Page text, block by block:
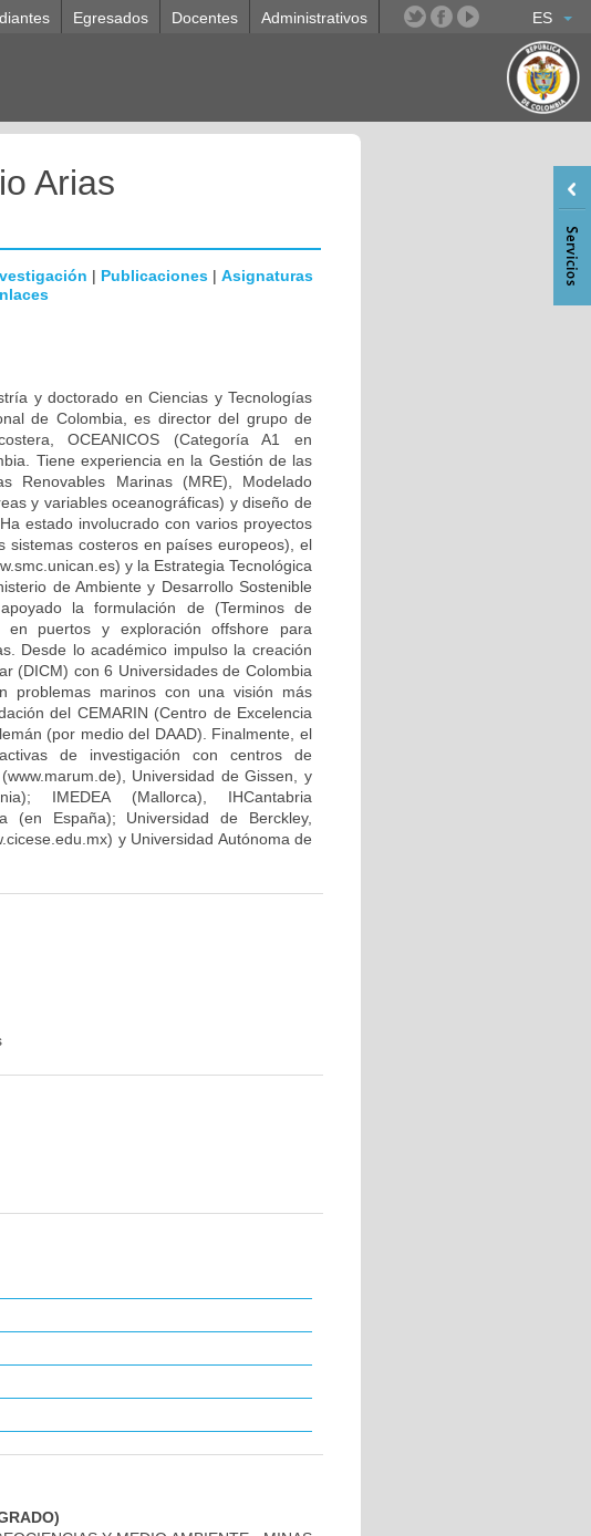
ES
Egresados Docentes Administrativos
Arias
| Publicaciones | Asignaturas
y doctorado en Ciencias y Tecnologías
de Colombia, es director del grupo de
OCEANICOS (Categoría A1 en
Tiene experiencia en la Gestión de las
Renovables Marinas (MRE), Modelado
y variables oceanográficas) y diseño de
estado involucrado con varios proyectos
sistemas costeros en países europeos), el
y la Estrategia Tecnológica
de Ambiente y Desarrollo Sostenible
la formulación de (Terminos de
puertos y exploración offshore para
Desde lo académico impulso la creación
(DICM) con 6 Universidades de Colombia
problemas marinos con una visión más
del CEMARIN (Centro de Excelencia
(por medio del DAAD). Finalmente, el
de investigación con centros de
Universidad de Gissen, y
IMEDEA (Mallorca), IHCantabria
(en España); Universidad de Berckley,
y Universidad Autónoma de